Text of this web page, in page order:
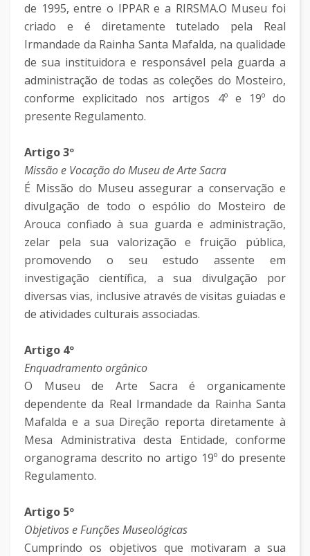
de 1995, entre o IPPAR e a RIRSMA.O Museu foi
criado e é diretamente tutelado pela Real
Irmandade da Rainha Santa Mafalda, na qualidade
de sua instituidora e responsável pela guarda a
administração de todas as coleções do Mosteiro,
conforme explicitado nos artigos 4º e 19º do
presente Regulamento.
Artigo 3º
Missão e Vocação do Museu de Arte Sacra
É Missão do Museu assegurar a conservação e
divulgação de todo o espólio do Mosteiro de
Arouca confiado à sua guarda e administração,
zelar pela sua valorização e fruição pública,
promovendo o seu estudo assente em
investigação científica, a sua divulgação por
diversas vias, inclusive através de visitas guiadas e
de atividades culturais associadas.
Artigo 4º
Enquadramento orgânico
O Museu de Arte Sacra é organicamente
dependente da Real Irmandade da Rainha Santa
Mafalda e a sua Direção reporta diretamente à
Mesa Administrativa desta Entidade, conforme
organograma descrito no artigo 19º do presente
Regulamento.
Artigo 5º
Objetivos e Funções Museológicas
Cumprindo os objetivos que motivaram a sua